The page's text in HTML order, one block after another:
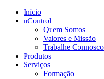
Início
nControl
Quem Somos
Valores e Missão
Trabalhe Connosco
Produtos
Serviços
Formação